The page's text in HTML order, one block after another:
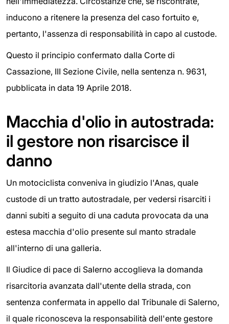
inducono a ritenere la presenza del caso fortuito e,
pertanto, l'assenza di responsabilità in capo al custode.
Questo il principio confermato dalla Corte di
Cassazione, III Sezione Civile, nella sentenza n. 9631,
pubblicata in data 19 Aprile 2018.
Macchia d'olio in autostrada:
il gestore non risarcisce il
danno
Un motociclista conveniva in giudizio l'Anas, quale
custode di un tratto autostradale, per vedersi risarciti i
danni subiti a seguito di una caduta provocata da una
estesa macchia d'olio presente sul manto stradale
all'interno di una galleria.
Il Giudice di pace di Salerno accoglieva la domanda
risarcitoria avanzata dall'utente della strada, con
sentenza confermata in appello dal Tribunale di Salerno,
il quale riconosceva la responsabilità dell'ente gestore